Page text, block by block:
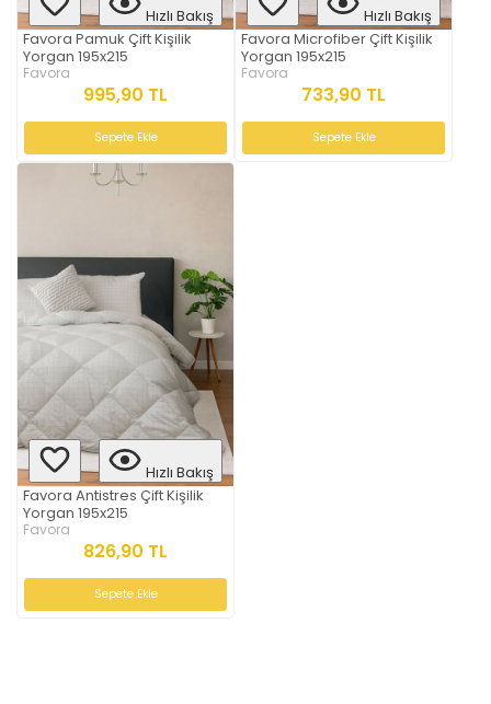
Hızlı Bakış
Favora Pamuk Çift Kişilik
Yorgan 195x215
Favora
995,90 TL
Sepete Ekle
Hızlı Bakış
Favora Microfiber Çift Kişilik
Yorgan 195x215
Favora
733,90 TL
Sepete Ekle
Hızlı Bakış
Favora Antistres Çift Kişilik
Yorgan 195x215
Favora
826,90 TL
Sepete Ekle